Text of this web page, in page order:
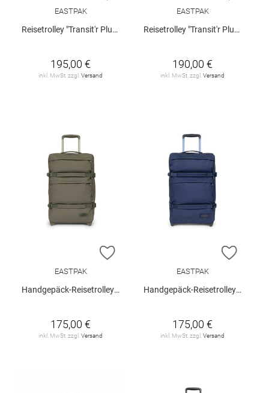
EASTPAK
Reisetrolley "Transit'r Plus M"
195,00 €
inkl. MwSt. zzgl. Versand
EASTPAK
Reisetrolley "Transit'r Plus M"
190,00 €
inkl. MwSt. zzgl. Versand
ZUR WUNSCHLISTE HINZUFÜGEN
EASTPAK
Handgepäck-Reisetrolley "Transit'r Plus S"
175,00 €
inkl. MwSt. zzgl. Versand
ZUR
EASTPAK
Handgepäck-Reisetrolley "Transit'r Plus S"
175,00 €
inkl. MwSt. zzgl. Versand